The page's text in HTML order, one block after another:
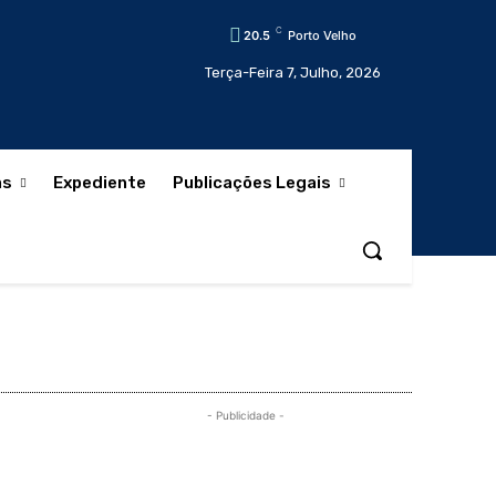
20.5 C Porto Velho
Terça-Feira 7, Julho, 2026
Expediente Publicações Legais
- Publicidade -